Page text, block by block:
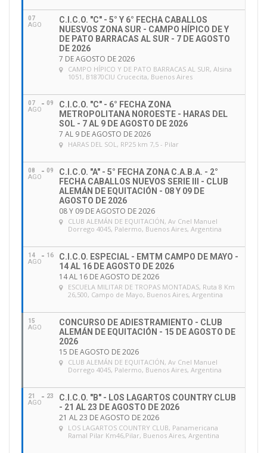
a
07
AGO
C.I.C.O. "C" - 5° Y 6° FECHA CABALLOS
NUESVOS ZONA SUR - CAMPO HÍPICO DE Y
DE PATO BARRACAS AL SUR - 7 DE AGOSTO
DE 2026
7 DE AGOSTO DE 2026
CAMPO HÍPICO Y DE PATO BARRACAS AL SUR, Alsina
1051, B1870CIU Crucecita, Buenos Aires
07
AGO
09
C.I.C.O. "C" - 6° FECHA ZONA
METROPOLITANA NOROESTE - HARAS DEL
SOL - 7 AL 9 DE AGOSTO DE 2026
7 AL 9 DE AGOSTO DE 2026
HARAS DEL SOL, RP25 km 7,5 - Pilar
08
AGO
09
C.I.C.O. "A" - 5° FECHA ZONA C.A.B.A. - 2°
FECHA CABALLOS NUEVOS SERIE III - CLUB
ALEMÁN DE EQUITACIÓN - 08 Y 09 DE
AGOSTO DE 2026
08 Y 09 DE AGOSTO DE 2026
CLUB ALEMÁN DE EQUITACIÓN, Av Cnel Manuel
Dorrego 4045, Palermo, Buenos Aires, Argentina
14
AGO
16
C.I.C.O. ESPECIAL - EMTM CAMPO DE MAYO -
14 AL 16 DE AGOSTO DE 2026
14 AL 16 DE AGOSTO DE 2026
ESCUELA MILITAR DE TROPAS MONTADAS, Ruta 8 Km
26,500, Campo de Mayo, Buenos Aires, Argentina
15
AGO
CONCURSO DE ADIESTRAMIENTO - CLUB
ALEMÁN DE EQUITACIÓN - 15 DE AGOSTO DE
2026
15 DE AGOSTO DE 2026
CLUB ALEMÁN DE EQUITACIÓN, Av Cnel Manuel
Dorrego 4045, Palermo, Buenos Aires, Argentina
21
AGO
23
C.I.C.O. "B" - LOS LAGARTOS COUNTRY CLUB
- 21 AL 23 DE AGOSTO DE 2026
21 AL 23 DE AGOSTO DE 2026
LOS LAGARTOS COUNTRY CLUB, Panamericana
Ramal Pilar Km46,Pilar, Buenos Aires, Argentina